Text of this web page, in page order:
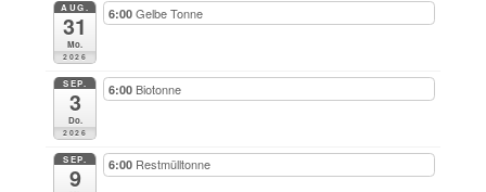
AUG.
31
Mo.
2026
6:00Gelbe Tonne
SEP.
3
Do.
2026
6:00 Biotonne
SEP.
9 6:00 Restmülltonne